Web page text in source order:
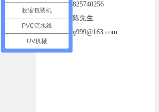
手机：13825740256
联系人：陈先生
邮箱：tenj999@163.com
收缩包装机
PVC流水线
UV机械